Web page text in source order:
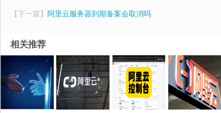
【下一篇】 阿里云服务器到期备案会取消吗
相关推荐